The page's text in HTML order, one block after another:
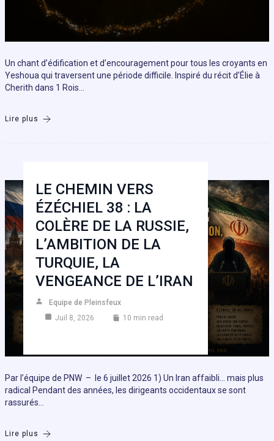
Un chant d’édification et d’encouragement pour tous les croyants en
Yeshoua qui traversent une période difficile. Inspiré du récit d’Élie à
Cherith dans 1 Rois…
Lire plus
LE CHEMIN VERS
ÉZÉCHIEL 38 : LA
COLÈRE DE LA RUSSIE,
L’AMBITION DE LA
TURQUIE, LA
VENGEANCE DE L’IRAN
Equipe de Pleinsfeux
Juil 8, 2026
10 min read
Par l’équipe de PNW – le 6 juillet 2026 1) Un Iran affaibli… mais plus
radical Pendant des années, les dirigeants occidentaux se sont
rassurés…
Lire plus